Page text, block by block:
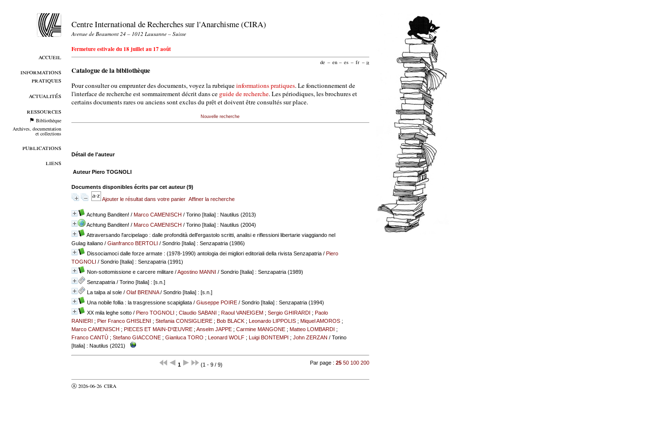
accueil
informations
pratiques
actualités
ressources
Bibliothèque
Archives, documentation
et collections
publications
liens
Centre International de Recherches sur l'Anarchisme (CIRA)
Avenue de Beaumont 24 – 1012 Lausanne – Suisse
Fermeture estivale du 18 juillet au 17 août
de – en – es – fr – it
Catalogue de la bibliothèque
Pour consulter ou emprunter des documents, voyez la rubriqueinformations pratiques. Le fonctionnement de
l'interface de recherche est sommairement décrit dans ce guide de recherche. Les périodiques, les brochures et
certains documents rares ou anciens sont exclus du prêt et doivent être consultés sur place.
Nouvelle recherche
Détail de l'auteur
Auteur Piero TOGNOLI
Documents disponibles écrits par cet auteur (9)
Ajouter le résultat dans votre panier Affiner la recherche
Achtung Banditen! / Marco CAMENISCH / Torino [Italia] : Nautilus (2013)
Achtung Banditen! / Marco CAMENISCH / Torino [Italia] : Nautilus (2004)
Attraversando l'arcipelago : dalle profondità dell'ergastolo scritti, analisi e riflessioni libertarie viaggiando nel
Gulag italiano/ Gianfranco BERTOLI / Sondrio [Italia] : Senzapatria (1986)
Dissociamoci dalle forze armate : (1978-1990) antologia dei migliori editoriali della rivista Senzapatria/ Piero
TOGNOLI / Sondrio [Italia] : Senzapatria (1991)
Non-sottomissione e carcere militare/Agostino MANNI / Sondrio [Italia] : Senzapatria (1989)
Senzapatria/ Torino [Italia] : [s.n.]
La talpa al sole/ Olaf BRENNA/ Sondrio [Italia] : [s.n.]
Una nobile follia : la trasgressione scapigliata/ Giuseppe POIRE/ Sondrio [Italia] : Senzapatria (1994)
XX mila leghe sotto/ Piero TOGNOLI ; Claudio SABANI ; Raoul VANEIGEM; Sergio GHIRARDI ; Paolo
RANIERI ; Pier Franco GHISLENI ; Stefania CONSIGLIERE; Bob BLACK; Leonardo LIPPOLIS; Miquel AMOROS;
Marco CAMENISCH ; PIECES ET MAIN-D'ŒUVRE; Anselm JAPPE; Carmine MANGONE; Matteo LOMBARDI ;
Franco CANTÙ; Stefano GIACCONE; Gianluca TORO ; Leonard WOLF; Luigi BONTEMPI ; John ZERZAN / Torino
[Italia] : Nautilus (2021)
1 (1 - 9 / 9) Par page :25 50 100 200
Ⓐ 2026-06-26 CIRA